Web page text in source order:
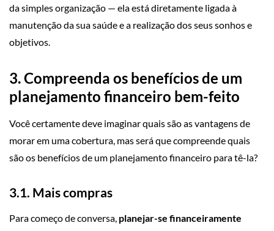
da simples organização — ela está diretamente ligada à
manutenção da sua saúde e a realização dos seus sonhos e
objetivos.
3. Compreenda os benefícios de um
planejamento financeiro bem-feito
Você certamente deve imaginar quais são as vantagens de
morar em uma cobertura, mas será que compreende quais
são os benefícios de um planejamento financeiro para tê-la?
3.1. Mais compras
Para começo de conversa, planejar-se financeiramente